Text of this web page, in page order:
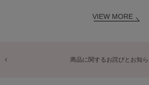
VIEW MORE
【佐川急便】配送についてのお